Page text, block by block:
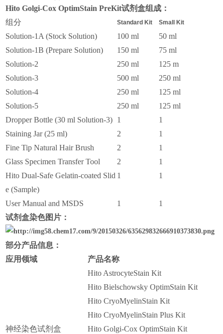
Hito Golgi-Cox OptimStain PreKit试剂盒组成：
组分
Standard Kit Small Kit
Solution-1A (Stock Solution) 100 ml
50 ml
Solution-1B (Prepare Solution)
150 ml
75 ml
Solution-2
250 ml
125 m
Solution-3
500 ml
250 ml
Solution-4
250 ml
125 ml
Solution-5
250 ml
125 ml
Dropper Bottle (30 ml Solution-3) 1
1
Staining Jar (25 ml)
2
1
Fine Tip Natural Hair Brush
2
1
Glass Specimen Transfer Tool
2
1
Hito Dual-Safe Gelatin-coated Slid
e (Sample)
1 1
User Manual and MSDS 1
1
试剂盒染色图片：
部分产品信息：
应用领域
产品名称
神经染色试剂盒
Hito AstrocyteStain Kit
Hito Bielschowsky OptimStain Kit
Hito CryoMyelinStain Kit
Hito CryoMyelinStain Plus Kit
Hito Golgi-Cox OptimStain Kit